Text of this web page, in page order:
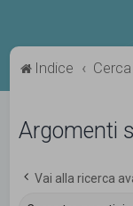
Indice Cerca
Argomenti
Vai alla ricerca